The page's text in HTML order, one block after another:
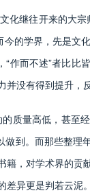
继往开来的大
的学界，先是文
作而不述”者比
没有得到提升，
量高低，甚至
到。而那些整
，对学术界的
异更是判若云